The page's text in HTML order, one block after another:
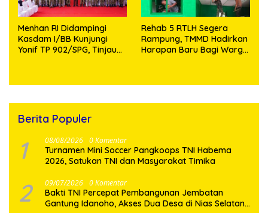
Menhan RI Didampingi
Kasdam I/BB Kunjungi
Yonif TP 902/SPG, Tinjau
Rehab 5 RTLH Segera
Rampung, TMMD Hadirkan
Harapan Baru Bagi Warga
Berita Populer
1 08/08/2026 0 Komentar
Turnamen Mini Soccer Pangkoops TNI Habema
2026, Satukan TNI dan Masyarakat Timika
2 09/07/2026 0 Komentar
Bakti TNI Percepat Pembangunan Jembatan
Gantung Idanoho, Akses Dua Desa di Nias Selatan